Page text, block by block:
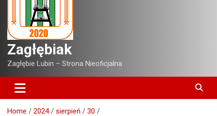
Zagłębiak
Zagłębie Lubin – Strona Nieoficjalna
Home 2024 sierpień
30